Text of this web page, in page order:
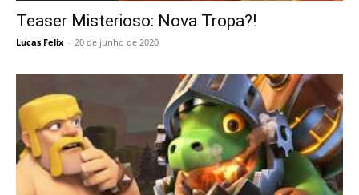
Teaser Misterioso: Nova Tropa?!
Lucas Felix - 20 de junho de 2020